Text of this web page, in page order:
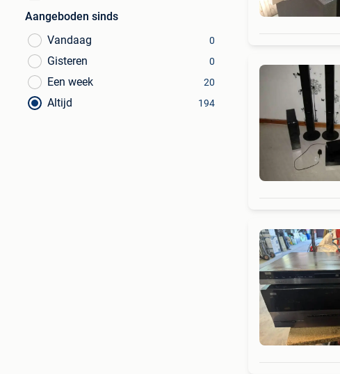
Aangeboden sinds
Vandaag
0
Gisteren 0
Een week 20
Altijd 194